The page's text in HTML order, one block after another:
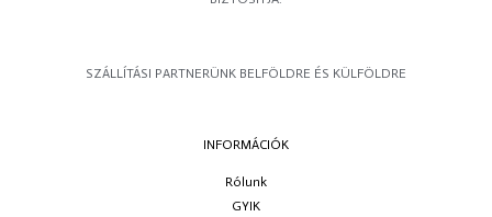
SZÁLLÍTÁSI PARTNERÜNK BELFÖLDRE ÉS KÜLFÖLDRE
INFORMÁCIÓK
Rólunk
GYIK